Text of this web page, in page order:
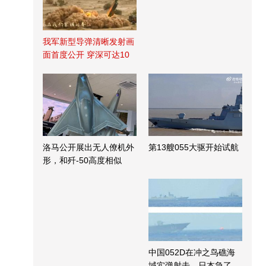
我军新型导弹清晰发射画
面首度公开 穿深可达10
洛马公开展出无人僚机外
形，和歼-50高度相似
第13艘055大驱开始试航
中国052D在冲之鸟礁海